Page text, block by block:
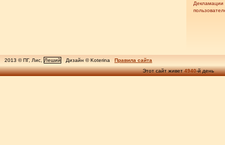
Декламации
2013 © ПГ, Лис, Леший Дизайн © Koterina
Правила сайта
Этот сайт живет4940-й день